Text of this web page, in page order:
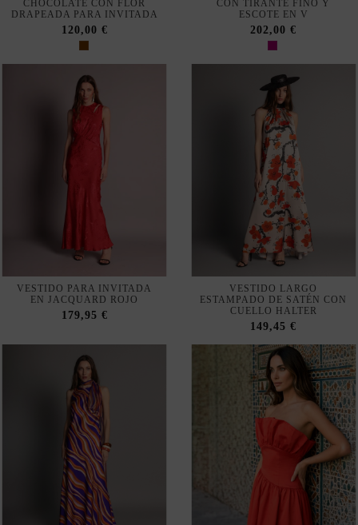
VESTIDO PARA INVITADA
EN JACQUARD ROJO
179,95 €
VESTIDO LARGO
ESTAMPADO DE SATÉN CON
CUELLO HALTER
149,45 €